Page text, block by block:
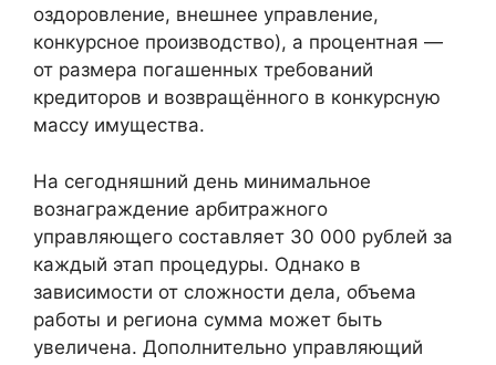
оздоровление, внешнее управление,
конкурсное производство), а процентная —
от размера погашенных требований
кредиторов и возвращённого в конкурсную
массу имущества.
На сегодняшний день минимальное
вознаграждение арбитражного
управляющего составляет 30 000 рублей за
каждый этап процедуры. Однако в
зависимости от сложности дела, объема
работы и региона сумма может быть
увеличена. Дополнительно управляющий